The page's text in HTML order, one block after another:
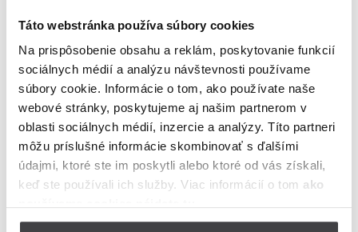
Táto webstránka používa súbory cookies
Na prispôsobenie obsahu a reklám, poskytovanie funkcií
sociálnych médií a analýzu návštevnosti používame
súbory cookie. Informácie o tom, ako používate naše
webové stránky, poskytujeme aj našim partnerom v
oblasti sociálnych médií, inzercie a analýzy. Títo partneri
môžu príslušné informácie skombinovať s ďalšími
údajmi, ktoré ste im poskytli alebo ktoré od vás získali,
keď ste používali ich služby. Viac informácií o tom ako
Zadajte ulicu a číslo pre zobrazenie ponuky internetu v meste
Zadajte ulicu a číslopre zobrazenie ponuky internetu v lokalite
Ružbachy - kúpele
Zoznam ulíc v meste Ružbachy - kúpele
Ulica
Bohužiaľ, nedisponujeme zoznamom dostupných ulíc v danom
meste
© Copyright 2026 Nastavenia cookies